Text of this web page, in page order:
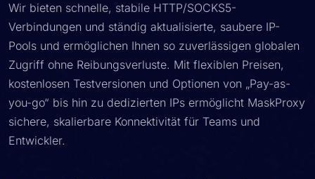
Wir bieten schnelle, stabile HTTP/SOCKS5-
Verbindungen und ständig aktualisierte, saubere IP-
Pools und ermöglichen Ihnen so zuverlässigen globalen
Zugriff ohne Reibungsverluste. Mit flexiblen Preisen,
kostenlosen Testversionen und Optionen von „Pay-as-
you-go“ bis hin zu dedizierten IPs ermöglicht MaskProxy
sichere, skalierbare Konnektivität für Teams und
Entwickler.